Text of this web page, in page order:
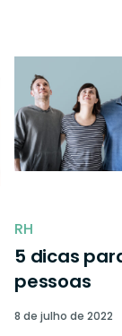
RH
5 dicas
pessoas
8 de julho de 2022